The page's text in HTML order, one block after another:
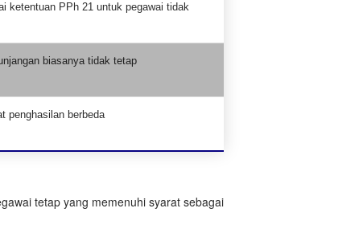
ketentuan PPh 21 untuk pegawai tidak
biasanya tidak tetap
penghasilan berbeda
tetap yang memenuhi syarat sebagai